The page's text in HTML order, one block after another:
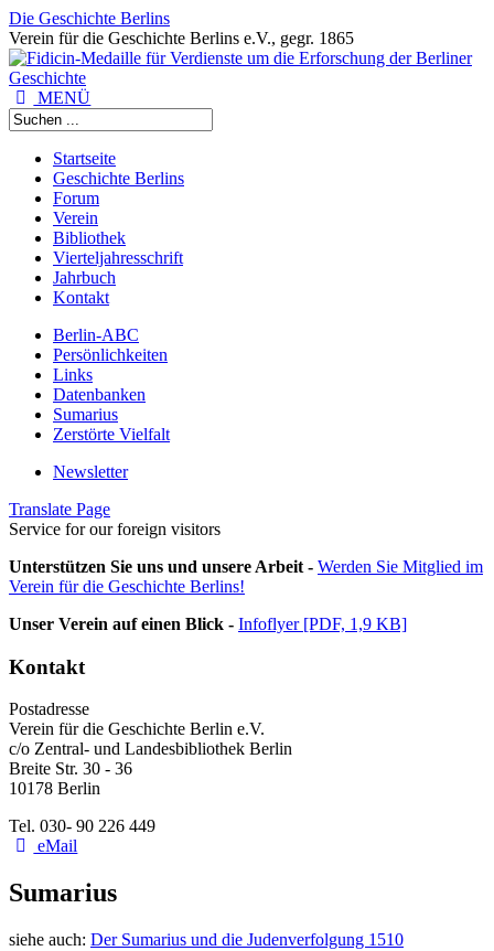
Die Geschichte Berlins
Verein für die Geschichte Berlins e.V., gegr. 1865
MENÜ
Startseite
Geschichte Berlins
Forum
Verein
Bibliothek
Vierteljahresschrift
Jahrbuch
Kontakt
Berlin-ABC
Persönlichkeiten
Links
Datenbanken
Sumarius
Zerstörte Vielfalt
Newsletter
Translate Page
Service for our foreign visitors
Unterstützen Sie uns und unsere Arbeit - Werden Sie Mitglied im
Verein für die Geschichte Berlins!
Unser Verein auf einen Blick - Infoflyer [PDF, 1,9 KB]
Kontakt
Postadresse
Verein für die Geschichte Berlin e.V.
c/o Zentral- und Landesbibliothek Berlin
Breite Str. 30 - 36
10178 Berlin
Tel. 030- 90 226 449
eMail
Sumarius
siehe auch: Der Sumarius und die Judenverfolgung 1510